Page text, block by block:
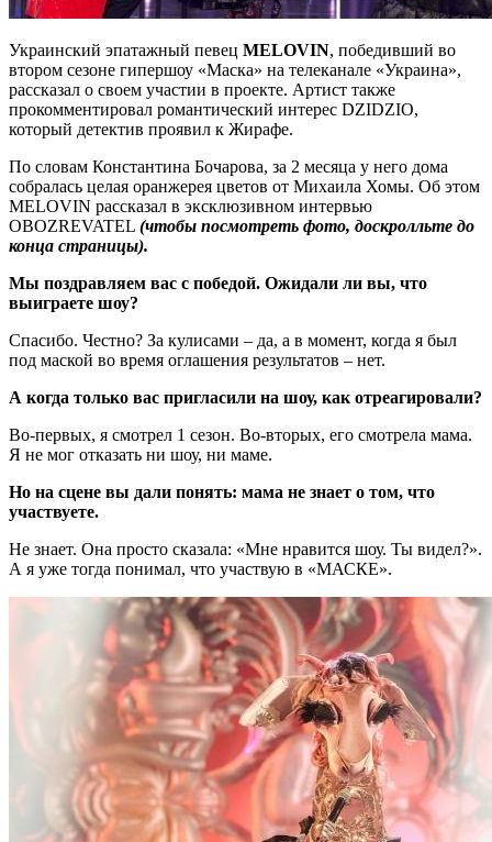
Украинский эпатажный певец MELOVIN, победивший во
втором сезоне гипершоу «Маска» на телеканале «Украина»,
рассказал о своем участии в проекте. Артист также
прокомментировал романтический интерес DZIDZIO,
который детектив проявил к Жирафе.
По словам Константина Бочарова, за 2 месяца у него дома
собралась целая оранжерея цветов от Михаила Хомы. Об этом
MELOVIN рассказал в эксклюзивном интервью
OBOZREVATEL (чтобы посмотреть фото, доскролльте до
конца страницы).
Мы поздравляем вас с победой. Ожидали ли вы, что
выиграете шоу?
Спасибо. Честно? За кулисами – да, а в момент, когда я был
под маской во время оглашения результатов – нет.
А когда только вас пригласили на шоу, как отреагировали?
Во-первых, я смотрел 1 сезон. Во-вторых, его смотрела мама.
Я не мог отказать ни шоу, ни маме.
Но на сцене вы дали понять: мама не знает о том, что
участвуете.
Не знает. Она просто сказала: «Мне нравится шоу. Ты видел?».
А я уже тогда понимал, что участвую в «МАСКЕ».